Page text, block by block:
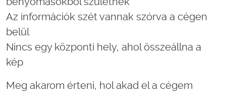
Az információk szét vannak szórva a cégen
belül
Nincs egy központi hely, ahol összeállna a
kép
Meg akarom érteni, hol akad el a cégem